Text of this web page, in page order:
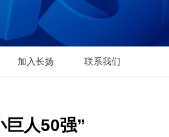
加入长扬 联系我们
巨人50强”